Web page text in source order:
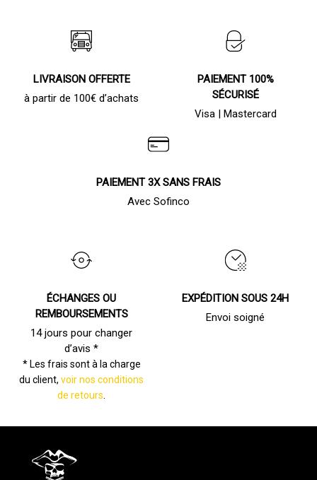
LIVRAISON OFFERTE
à partir de 100€ d’achats
PAIEMENT 100%
SÉCURISÉ
Visa | Mastercard
PAIEMENT 3X SANS FRAIS
Avec Sofinco
ÉCHANGES OU
REMBOURSEMENTS
14 jours pour changer
d’avis *
* Les frais sont à la charge
du client,voir nos conditions
de retours
EXPÉDITION SOUS 24H
Envoi soigné